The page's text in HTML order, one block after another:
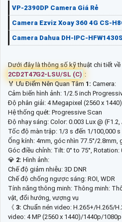
VP-2390DP Camera Giá Rẻ
Camera Ezviz Xoay 360 4G CS-
Camera Dahua DH-IPC-
Dưới đây là thông số kỹ thuật chi tiết về
2CD2T47G2-LSU/SL (C) :
️🏅️ Ưu Điểm Nên Quan Tâm 1: Camera:
Cảm biến hình ảnh: 1/2.5 inch
Độ phân giải: 4 Megapixel (2560 x 1440)
Hệ thống quét: Progressive Scan
Độ nhạy sáng: Color: 0.003 Lux @ (F1.2,
Tốc độ màn trập: 1/3 s đến 1/100,000 s
Ống kính: 4mm, góc nhìn 77.5°/2.8mm,
Góc điều chỉnh: Tilt: 0° to 75°, Rotation:
💎 2: Hình ảnh:
Chế độ giảm nhiễu: 3D DNR
Chế độ chống ngược sáng: ROI, WDR
Tính năng thông minh: Thông minh:
vật, đổi hướng, vượng vụ
《 3: Chuẩn nén video: H.265+/H.265/
video: 4 MP (2560 x 1440)/1440p/